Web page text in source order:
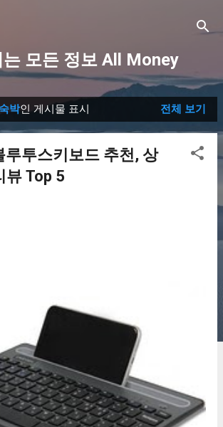
모든 정보 All Money
박인 게시물 표시 전체 보기
루투스키보드 추천, 상
뷰 Top 5